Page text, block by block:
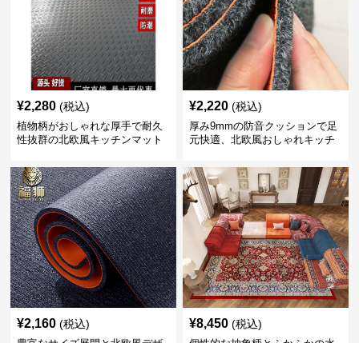
¥2,280 (税込)
植物柄がおしゃれな厚手で耐久
性抜群の北欧風キッチンマット
¥2,220 (税込)
厚み9mmの防音クッションで足
元快適、北欧風おしゃれキッチ
¥2,160 (税込) ¥8,450 (税込)